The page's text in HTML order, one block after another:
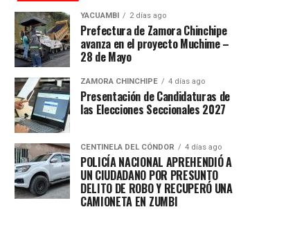
YACUAMBI 2 días ago
Prefectura de Zamora Chinchipe
avanza en el proyecto Muchime –
28 de Mayo
ZAMORA CHINCHIPE 4 días ago
Presentación de Candidaturas de
las Elecciones Seccionales 2027
CENTINELA DEL CÓNDOR 4 días ago
POLICÍA NACIONAL APREHENDIÓ A
UN CIUDADANO POR PRESUNTO
DELITO DE ROBO Y RECUPERÓ UNA
CAMIONETA EN ZUMBI